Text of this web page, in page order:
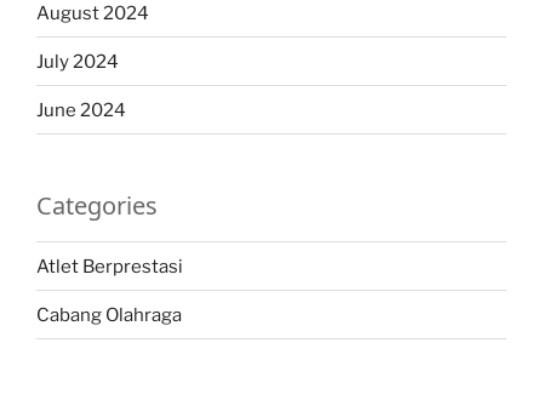
August 2024
July 2024
June 2024
Categories
Atlet Berprestasi
Cabang Olahraga